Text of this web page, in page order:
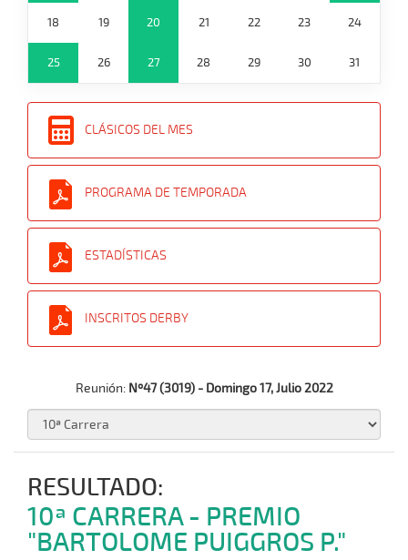
18 19 20 21 22 23 24
25 26 27 28 29 30 31
CLÁSICOS DEL MES
PROGRAMA DE TEMPORADA
ESTADÍSTICAS
INSCRITOS DERBY
Reunión: Nº47 (3019) - Domingo 17, Julio 2022
RESULTADO:
10ª CARRERA - PREMIO
"BARTOLOME PUIGGROS P."